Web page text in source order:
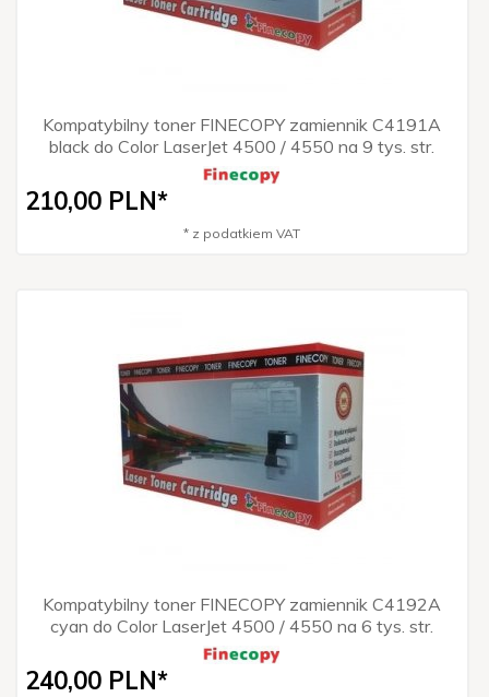
Kompatybilny toner FINECOPY zamiennik C4191A
black do Color LaserJet 4500 / 4550 na 9 tys. str.
210,00 PLN*
* z podatkiem VAT
Kompatybilny toner FINECOPY zamiennik C4192A
cyan do Color LaserJet 4500 / 4550 na 6 tys. str.
240,00 PLN*